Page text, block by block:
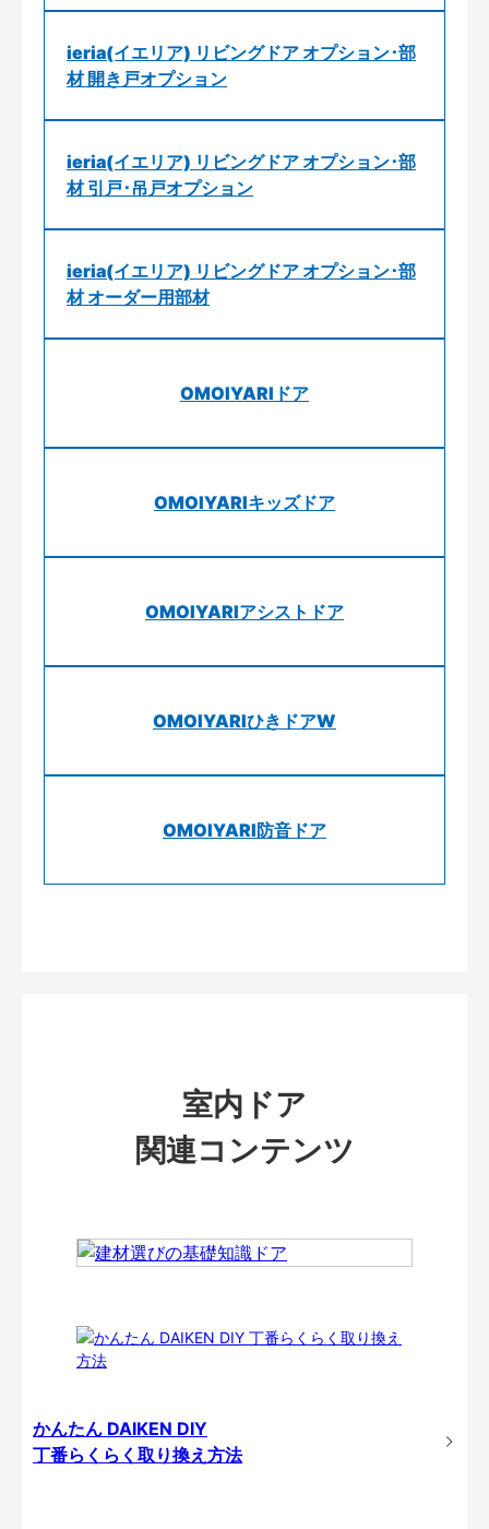
ieria(イエリア) リビングドア オプション･部
材 開き戸オプション
ieria(イエリア) リビングドア オプション･部
材 引戸･吊戸オプション
ieria(イエリア) リビングドア オプション･部
材 オーダー用部材
OMOIYARIドア
OMOIYARIキッズドア
OMOIYARIアシストドア
OMOIYARIひきドアW
OMOIYARI防音ドア
室内ドア
関連コンテンツ
かんたん DAIKEN DIY
丁番らくらく取り換え方法